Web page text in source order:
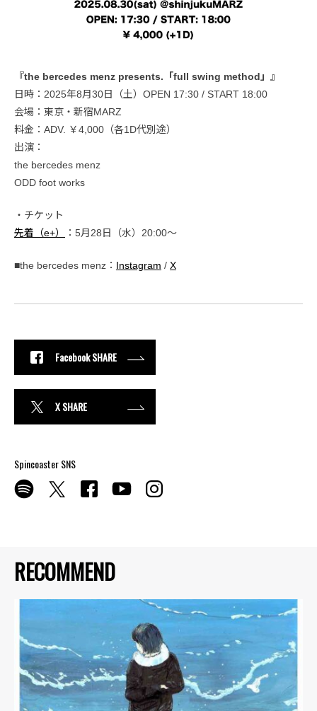
RECOMMEND
『the bercedes menz presents.「full swing method」』
日時：2025年8月30日（土）OPEN 17:30 / START 18:00
会場：東京・新宿MARZ
料金：ADV. ￥4,000（各1D代別途）
出演：
the bercedes menz
ODD foot works
・チケット
先着（e+）
：5月28日（水）20:00〜
■the bercedes menz： Instagram / X
Facebook SHARE
X SHARE
Spincoaster SNS